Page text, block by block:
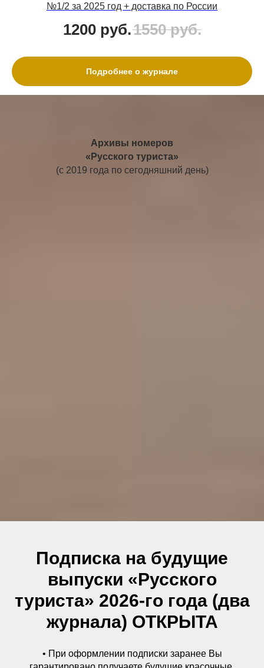
№1/2 за 2025 год + доставка по России
1200 руб.1550 руб.
Подробнее о журнале
Архивы номеров
«Русского туриста»
(с 2019 года по сегодняшний день)
Подписка на будущие
выпуски «Русского
туриста» 2026-го года (два
журнала) ОТКРЫТА
• При оформлении подписки заранее Вы